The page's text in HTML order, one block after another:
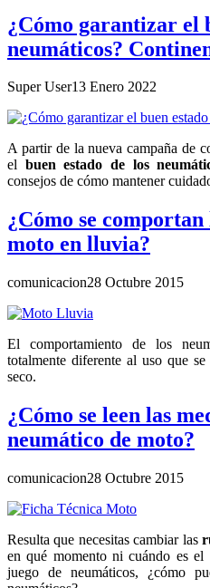
¿Cómo garantizar el
neumáticos?
Super User13 Enero 2022
A partir de la nueva campaña de
el buen estado de los
consejos de cómo mantener
¿Cómo se
moto en lluvia?
comunicacion28 Octubre 2015
El comportamiento de los
totalmente diferente al uso que
seco.
¿Cómo se leen las
neumático de moto?
comunicacion28 Octubre 2015
Resulta que necesitas cambiar las
en qué momento ni cuándo es el
juego de neumáticos, ¿cómo